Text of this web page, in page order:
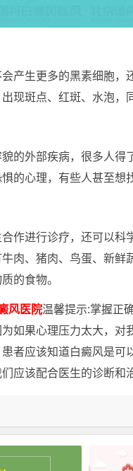
生更多的黑素细胞，
现斑点、红斑、水泡，
外部疾病，很多人得
的心理，有些人甚至想
进行诊疗，还可以科
肉、猪肉、鸟蛋、新鲜
的食物。
风医院温馨提示:掌握正
如果心理压力太大，
者应该知道白癜风是可
应该配合医生的诊断和